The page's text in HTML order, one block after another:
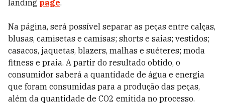
landing page.
Na página, será possível separar as peças entre calças,
blusas, camisetas e camisas; shorts e saias; vestidos;
casacos, jaquetas, blazers, malhas e suéteres; moda
fitness e praia. A partir do resultado obtido, o
consumidor saberá a quantidade de água e energia
que foram consumidas para a produção das peças,
além da quantidade de CO2 emitida no processo.